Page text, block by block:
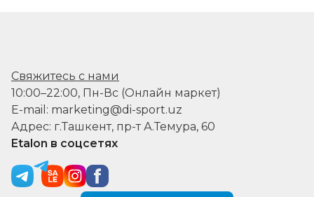
Свяжитесь с нами
10:00–22:00, Пн-Вс (Онлайн маркет)
E-mail: marketing@di-sport.uz
Адрес: г.Ташкент, пр-т А.Темура, 60
Etalon в соцсетях